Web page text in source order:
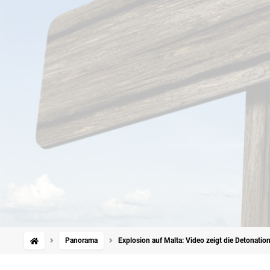
Panorama Explosion auf Malta: Video zeigt die Detonation